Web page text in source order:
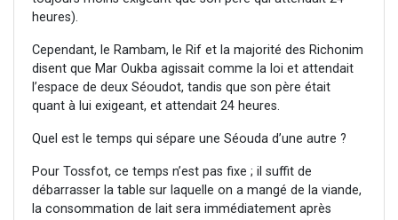
heures).
Cependant, le Rambam, le Rif et la majorité des Richonim
disent que Mar Oukba agissait comme la loi et attendait
l’espace de deux Séoudot, tandis que son père était
quant à lui exigeant, et attendait 24 heures.
Quel est le temps qui sépare une Séouda d’une autre ?
Pour Tossfot, ce temps n’est pas fixe ; il suffit de
débarrasser la table sur laquelle on a mangé de la viande,
la consommation de lait sera immédiatement après